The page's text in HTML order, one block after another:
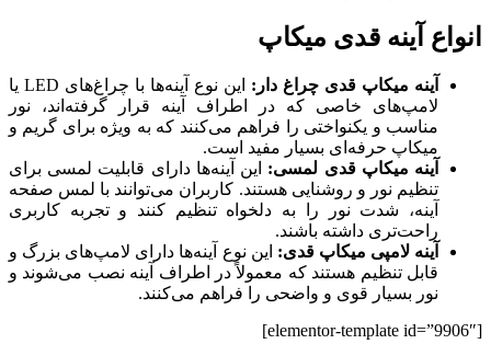
انواع آینه قدی میکاپ
آینه میکاپ قدی چراغ دار:
این نوع آینه‌ها با چراغ‌های LED یا
لامپ‌های خاصی که در اطراف آینه قرار گرفته‌اند، نور
مناسب و یکنواختی را فراهم می‌کنند که به ویژه برای گریم و
میکاپ حرفه‌ای بسیار مفید است.
آینه میکاپ قدی لمسی: این آینه‌ها دارای قابلیت لمسی برای
تنظیم نور و روشنایی هستند. کاربران می‌توانند با لمس صفحه
آینه، شدت نور را به دلخواه تنظیم کنند و تجربه کاربری
راحت‌تری داشته باشند.
آینه لامپی میکاپ قدی: این نوع آینه‌ها دارای لامپ‌های بزرگ و
قابل تنظیم هستند که معمولاً در اطراف آینه نصب می‌شوند و
نور بسیار قوی و واضحی را فراهم می‌کنند.
[elementor-template id=”9906″]